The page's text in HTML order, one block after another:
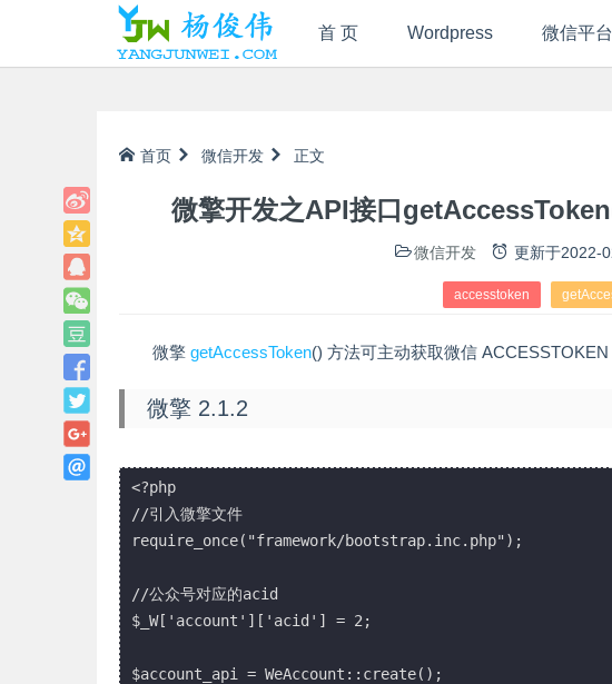
首 页 Wordpress 微信平台
首页 微信开发 正文
微擎开发之API接口
微信开发 更新于2022-
accesstoken
微擎 getAccessToken() 方法可主动获取微信
微擎 2.1.2
<?php
//引入微擎文件
require_once("framework/bootstrap.inc.php");
//公众号对应的acid
$_W['account']['acid'] = 2;
$account_api = WeAccount::create();